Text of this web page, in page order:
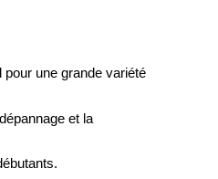
une grande variété
et la